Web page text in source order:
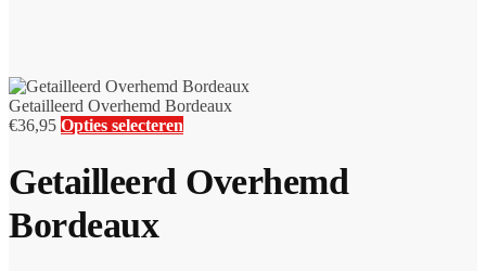
Getailleerd Overhemd Bordeaux
€36,95 Opties selecteren
Getailleerd Overhemd
Bordeaux